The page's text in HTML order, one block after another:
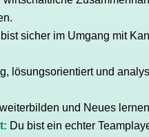
sicher im Umgang mit
lösungsorientiert und
und Neues
Du bist ein echter